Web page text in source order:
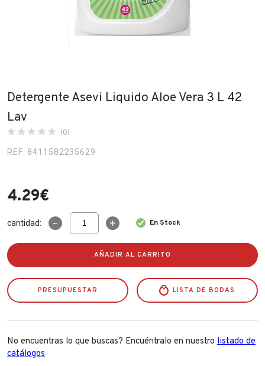
Fabricantes
FAQ’s
Contacto
Detergente Asevi Liquido Aloe Vera 3 L 42
Lav
(0)
REF: 8411582235629
4.29€
cantidad:
Detergente
Asevi
3
L
42
Lav
En Stock
AÑADIR AL CARRITO
PRESUPUESTAR LISTA DE BODAS
No encuentras lo que buscas? Encuéntralo en nuestro listado de
catálogos